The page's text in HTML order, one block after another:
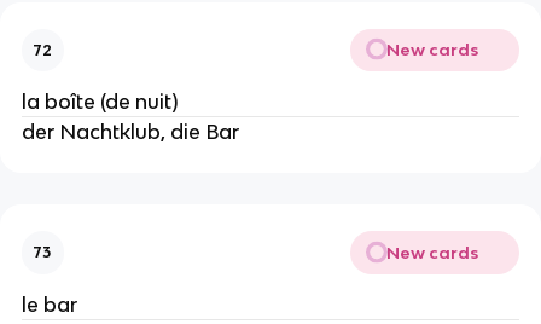
72 New cards
la boîte (de nuit)
der Nachtklub, die Bar
73 New cards
le bar